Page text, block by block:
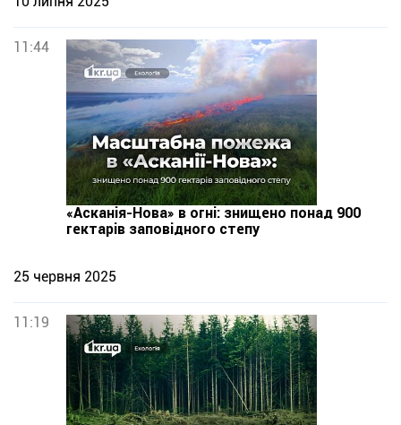
11:44
«Асканія-Нова» в огні: знищено понад 900
гектарів заповідного степу
25 червня 2025
11:19